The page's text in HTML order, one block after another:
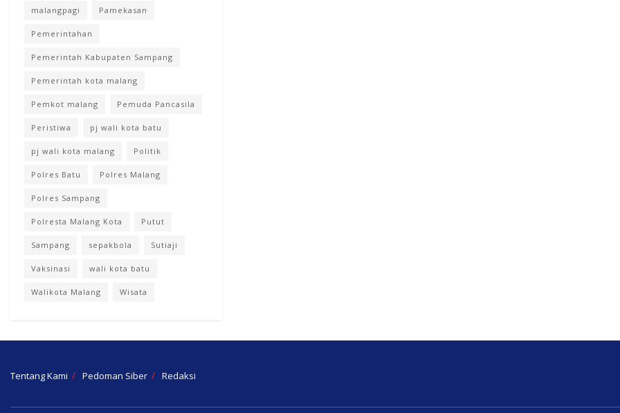
malangpagi Pamekasan
Pemerintahan
Pemerintah Kabupaten Sampang
Pemerintah kota malang
Pemkot malang Pemuda Pancasila
Peristiwa pj wali kota batu
pj wali kota malang Politik
Polres Batu Polres Malang
Polres Sampang
Polresta Malang Kota Putut
Sampang sepakbola Sutiaji
Vaksinasi wali kota batu
Walikota Malang Wisata
Tentang Kami Pedoman Siber Redaksi